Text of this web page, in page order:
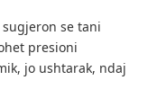
se tani
presioni
jo ushtarak, ndaj